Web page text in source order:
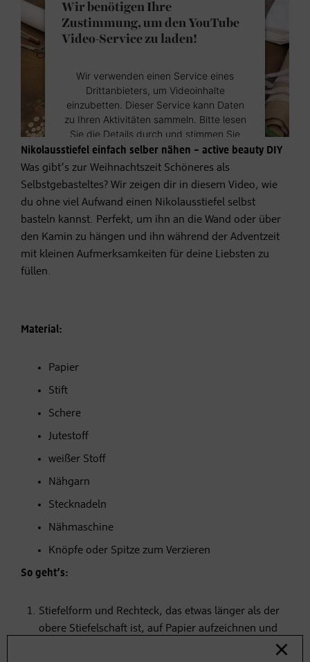
Wir benötigen Ihre
Zustimmung, um den YouTube
Video-Service zu laden!
Wir verwenden einen Service eines
Drittanbieters, um Videoinhalte
einzubetten. Dieser Service kann Daten
zu Ihren Aktivitäten sammeln. Bitte lesen
Sie die Details durch und stimmen Sie
der Nutzung des Service zu, um dieses
Video anzusehen.
Mehr Informationen
Nikolausstiefel einfach selber nähen – active beauty DIY
Was gibt’s zur Weihnachtszeit Schöneres als
Selbstgebasteltes? Wir zeigen dir in diesem Video, wie
du ohne viel Aufwand einen Nikolausstiefel selbst
basteln kannst. Perfekt, um ihn an die Wand oder über
den Kamin zu hängen und ihn während der Adventzeit
mit kleinen Aufmerksamkeiten für deine Liebsten zu
füllen.
Material:
Papier
Stift
Schere
Jutestoff
weißer Stoff
Nähgarn
Stecknadeln
Nähmaschine
Knöpfe oder Spitze zum Verzieren
So geht’s:
Stiefelform und Rechteck, das etwas länger als der
obere Stiefelschaft ist, auf Papier aufzeichnen und